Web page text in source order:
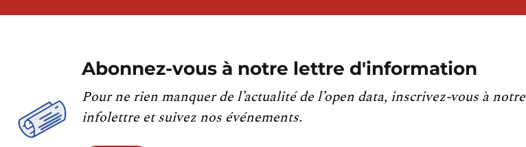
Abonnez-vous à notre lettre d'information
Pour ne rien manquer de l’actualité de l’open data, inscrivez-vous à notre
infolettre et suivez nos événements.